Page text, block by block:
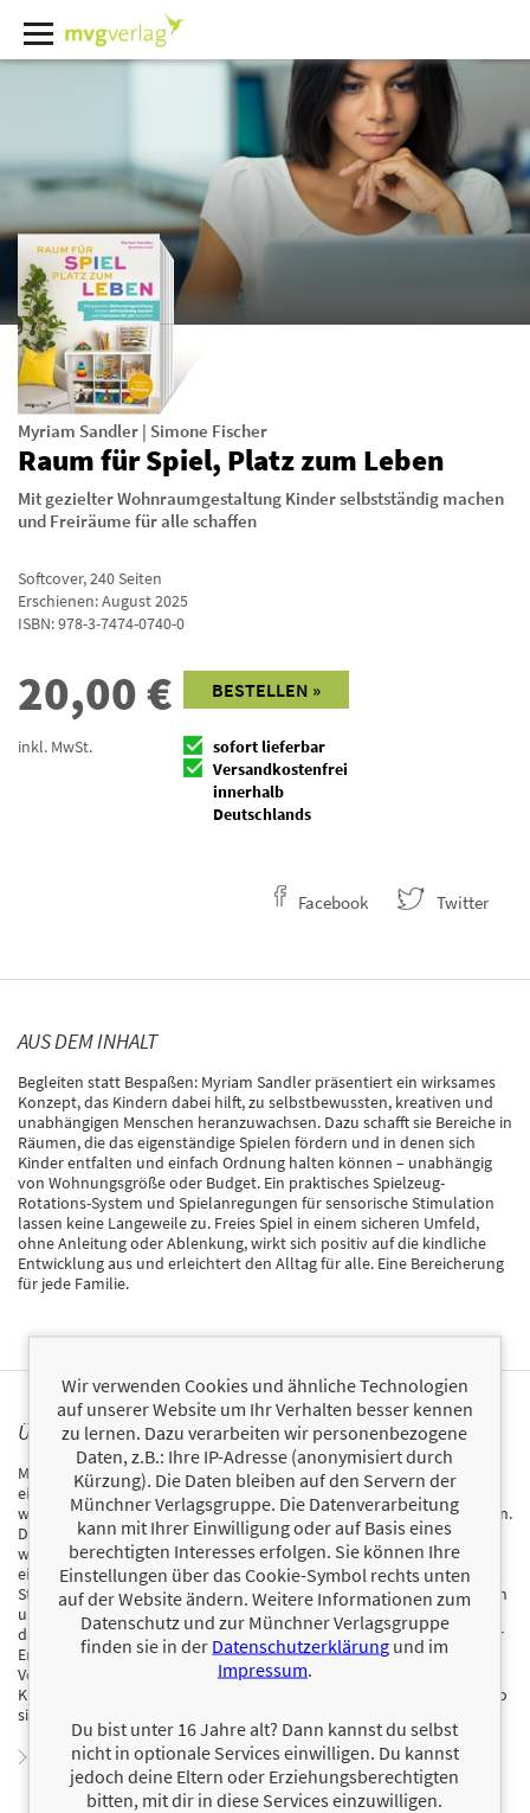
Myriam Sandler | Simone Fischer
Raum für Spiel, Platz zum Leben
Mit gezielter Wohnraumgestaltung Kinder selbstständig machen
und Freiräume für alle schaffen
Softcover,240Seiten
Erschienen: August 2025
ISBN:978-3-7474-0740-0
20,00€
inkl. MwSt.
BESTELLEN »
sofort lieferbar
Versandkostenfrei
innerhalb
Deutschlands
Facebook Twitter
AUS DEM INHALT
Begleiten statt Bespaßen: Myriam Sandler präsentiert ein wirksames
Konzept, das Kindern dabei hilft, zu selbstbewussten, kreativen und
unabhängigen Menschen heranzuwachsen. Dazu schafft sie Bereiche in
Räumen, die das eigenständige Spielen fördern und in denen sich
Kinder entfalten und einfach Ordnung halten können – unabhängig
von Wohnungsgröße oder Budget. Ein praktisches Spielzeug-
Rotations-System und Spielanregungen für sensorische Stimulation
lassen keine Langeweile zu. Freies Spiel in einem sicheren Umfeld,
ohne Anleitung oder Ablenkung, wirkt sich positiv auf die kindliche
Entwicklung aus und erleichtert den Alltag für alle. Eine Bereicherung
für jede Familie.
ÜBER MYRIAM SANDLER
Myriam Sandler ist die Gründerin von Mothercould (@mothercould
einer Plattform für Kinderaktivitäten und Familienleben mit einer
weltweiten Community von Millionen Eltern, Erziehern und Betreuern.
Die zweisprachige Mutter von drei Kindern, die in Venezuela geboren
wurde und in Miami, Florida, aufwuchs (wo sie heute lebt), teilt
einzigartige, kurze Video-Tutorials mit Rezepten für sensorische
Stimulation und Ernährung, Erziehungs-Hacks, Reisetipps für Familien
und Produktempfehlungen. Durch ihre Community hat sie gelernt,
dass die meisten Familien dieselben Probleme haben und ein offener
Erfahrungsaustausch dabei hilft, den für sich besten Weg zu finden.
Vor der Gründung von Mothercould leitete Myriam das Frauen- und
Kinderprogramm des Obdachlosenheims der Heilsarmee in Miami, wo
sie Familien half, der Obdachlosigkeit zu entkommen.
Zum Profil von Myriam Sandler
Wir verwenden Cookies und ähnliche Technologien
auf unserer Website um Ihr Verhalten besser kennen
zu lernen. Dazu verarbeiten wir personenbezogene
Daten, z.B.: Ihre IP-Adresse (anonymisiert durch
Kürzung). Die Daten bleiben auf den Servern der
Münchner Verlagsgruppe. Die Datenverarbeitung
kann mit Ihrer Einwilligung oder auf Basis eines
berechtigten Interesses erfolgen. Sie können Ihre
Einstellungen über das Cookie-Symbol rechts unten
auf der Website ändern. Weitere Informationen zum
Datenschutz und zur Münchner Verlagsgruppe
finden sie in der Datenschutzerklärung und im
Impressum.
Du bist unter 16 Jahre alt? Dann kannst du selbst
nicht in optionale Services einwilligen. Du kannst
jedoch deine Eltern oder Erziehungsberechtigten
bitten, mit dir in diese Services einzuwilligen.